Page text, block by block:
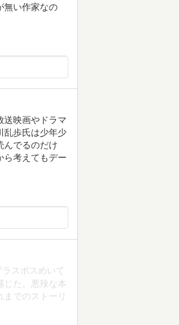
無い作家なの
送映画やドラマ
乱歩氏は少年少
んでるのだけ
ら考えてもデー
スボスめいて
じた。悪辣な本
でのストーリ